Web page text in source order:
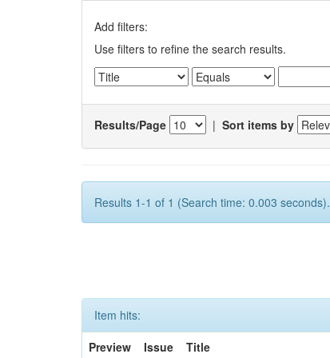
Add filters:
Use filters to refine the search results.
Results/Page | Sort items by
Results 1-1 of 1 (Search time: 0.003 seconds).
Item hits:
Preview
Issue
Title